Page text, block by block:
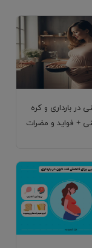
در بارداری و کره
+ فواید و مضرات